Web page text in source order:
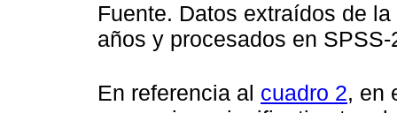
Fuente. Datos extraídos de
años y procesados en SPSS-
En referencia al cuadro 2, en